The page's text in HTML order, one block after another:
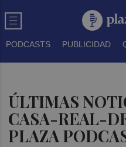
PODCASTS PUBLICIDAD
ÚLTIMAS
CASA-REAL-
PLAZA